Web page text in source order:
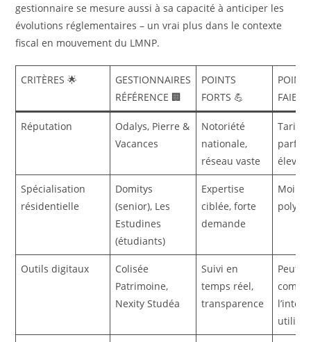
gestionnaire se mesure aussi à sa capacité à anticiper les
évolutions réglementaires – un vrai plus dans le contexte
fiscal en mouvement du LMNP.
CRITÈRES 🌟
GESTIONNAIRES
RÉFÉRENCE 🏢
POINTS
FORTS 💪
Réputation
Odalys, Pierre &
Vacances
Notoriété
nationale,
réseau vaste
Tarifs
parfois
élevés
Spécialisation
résidentielle
Domitys
(senior), Les
Estudines
(étudiants)
Expertise
ciblée, forte
demande
Moins
Outils digitaux
Colisée
Patrimoine,
Nexity Studéa
Suivi en
temps réel,
transparence
Peut